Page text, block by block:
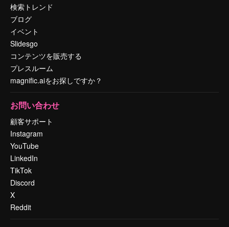
検索トレンド
ブログ
イベント
Slidesgo
コンテンツを販売する
プレスルーム
magnific.aiをお探しですか？
お問い合わせ
顧客サポート
Instagram
YouTube
LinkedIn
TikTok
Discord
X
Reddit